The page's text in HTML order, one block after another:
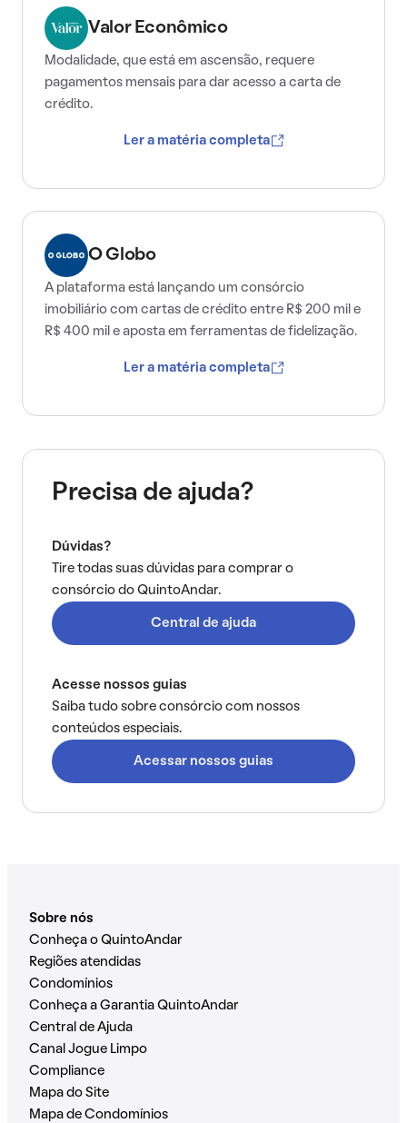
Valor Econômico
Modalidade, que está em ascensão, requere
pagamentos mensais para dar acesso a carta de
crédito.
Ler a matéria completa
O Globo
A plataforma está lançando um consórcio
imobiliário com cartas de crédito entre R$ 200 mil e
R$ 400 mil e aposta em ferramentas de fidelização.
Ler a matéria completa
Precisa de ajuda?
Dúvidas?
Tire todas suas dúvidas para comprar o
consórcio do QuintoAndar.
Central de ajuda
Acesse nossos guias
Saiba tudo sobre consórcio com nossos
conteúdos especiais.
Acessar nossos guias
Sobre nós
Conheça o QuintoAndar
Regiões atendidas
Condomínios
Conheça a Garantia QuintoAndar
Central de Ajuda
Canal Jogue Limpo
Compliance
Mapa do Site
Mapa de Condomínios